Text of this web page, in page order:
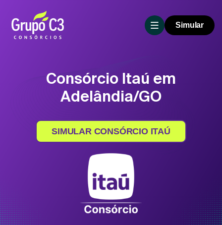
Simular
Consórcio Itaú em
Adelândia/GO
SIMULAR CONSÓRCIO ITAÚ